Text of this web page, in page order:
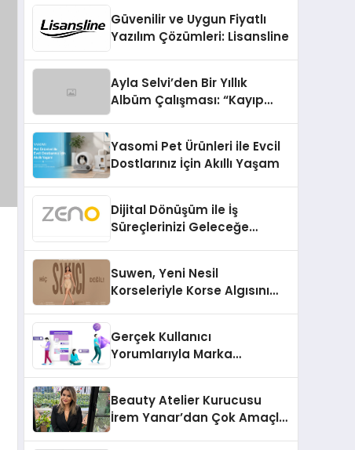
Güvenilir ve Uygun Fiyatlı
Yazılım Çözümleri: Lisansline
Ayla Selvi’den Bir Yıllık
Albüm Çalışması: “Kayıp
Yasomi Pet Ürünleri ile Evcil
Dostlarınız İçin Akıllı Yaşam
Dijital Dönüşüm ile İş
Süreçlerinizi Geleceğe
Suwen, Yeni Nesil
Korseleriyle Korse Algısını
Gerçek Kullanıcı
Yorumlarıyla Marka
Beauty Atelier Kurucusu
İrem Yanar’dan Çok Amaçlı